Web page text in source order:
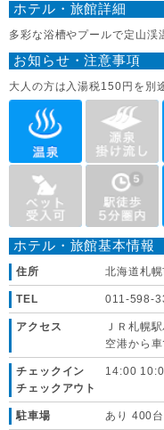
ホテル・旅館詳細
多彩な浴槽やプールで定山渓
お知らせ・注意事項
大人の方は入湯税150円を別
ホテル・旅館基本情報
住所 北海道札
TEL 011-598-
アクセス
ＪＲ札幌
空港から
チェックイン
チェックアウト
14:00
駐車場 あり 400